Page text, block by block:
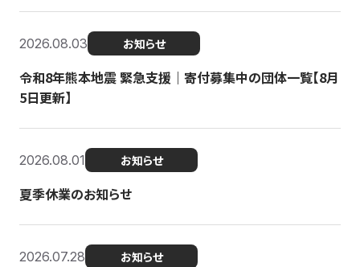
2026.08.03 お知らせ
令和8年熊本地震 緊急支援｜寄付募集中の団体一覧【8月
5日更新】
2026.08.01 お知らせ
夏季休業のお知らせ
2026.07.28 お知らせ